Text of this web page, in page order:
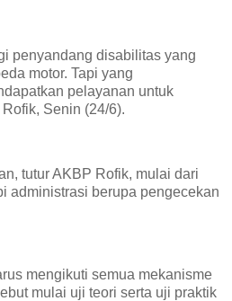
penyandang disabilitas yang
motor. Tapi yang
pelayanan untuk
Senin (24/6).
tutur AKBP Rofik, mulai dari
administrasi berupa pengecekan
mengikuti semua mekanisme
mulai uji teori serta uji praktik